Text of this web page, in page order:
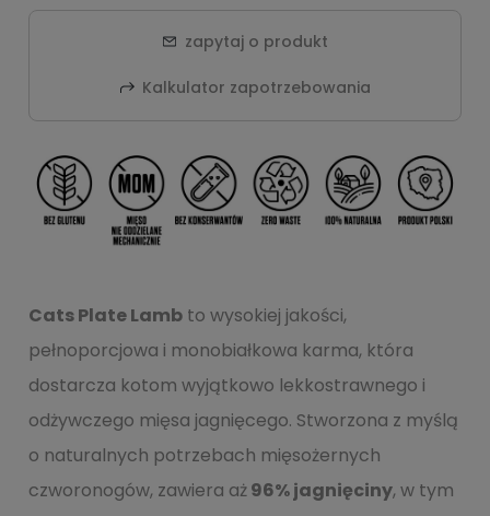
zapytaj o produkt
Kalkulator zapotrzebowania
Cats Plate Lamb to wysokiej jakości,
pełnoporcjowa i monobiałkowa karma, która
dostarcza kotom wyjątkowo lekkostrawnego i
odżywczego mięsa jagnięcego. Stworzona z myślą
o naturalnych potrzebach mięsożernych
czworonogów, zawiera aż96% jagnięciny, w tym